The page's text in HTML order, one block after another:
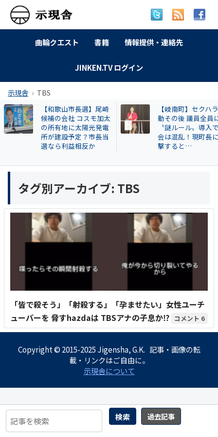
曲輪クエスト 書籍 情報提供・連絡先
JINKEN.TV ログイン
示現舎 TBS
【和歌山市長選】尾崎
候補の会社 コスモ加太
の所有地に太陽光発電
所が建設予定？市長当
選なら利益相反か
【岐南町】セクハ
動その後 議員全員
〝謎ルール〟導入
会は混乱！現町長
撃すると…
検索 過去記事
タグ別アーカイブ: TBS
「皆で殺そう」「射殺する」「孕ませたい」女性ユーチ
ューバーを 脅すhazdaは TBSアナの子息か⁉
6
Copyright © 2015-2025 Jigensha, G.K. 記事・画像の転
載・リンクはご自由に。
示現舎について